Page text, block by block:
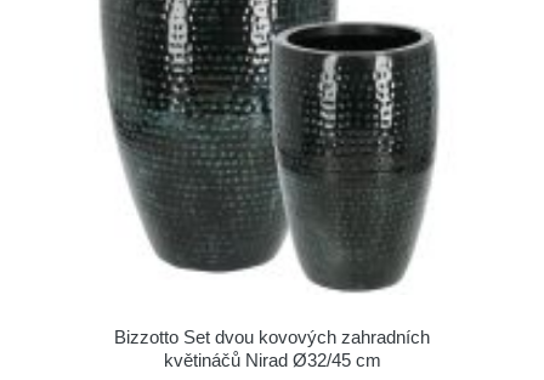
Bizzotto Set dvou kovových zahradních
květináčů Nirad Ø32/45 cm